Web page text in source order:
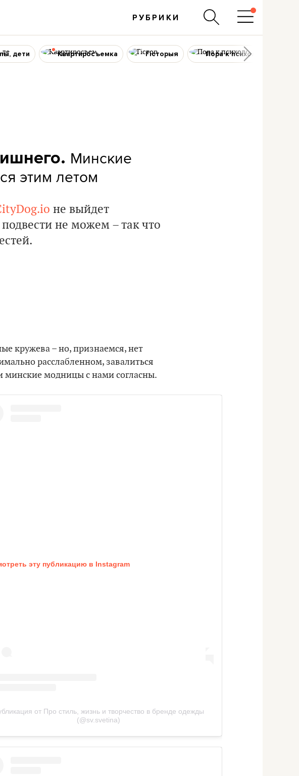
РУБРИКИ
дети Квартиросъемка Гісторыя Пора к психологу
Минские
этим летом
не выйдет
не можем – так что
кружева – но, признаемся, нет
расслабленном, завалиться
минские модницы с нами согласны.
эту публикацию в Instagram
от Про стиль, жизнь и творчество в бренде одежды
(@sv.svetina)